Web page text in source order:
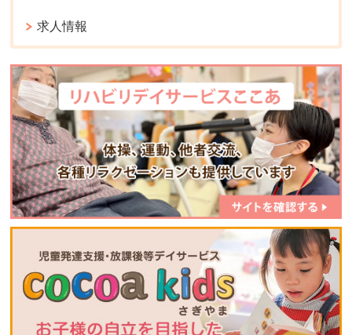
求人情報